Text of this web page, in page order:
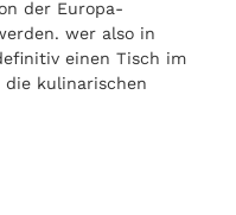
der Europa-
wer also in
einen Tisch im
die kulinarischen